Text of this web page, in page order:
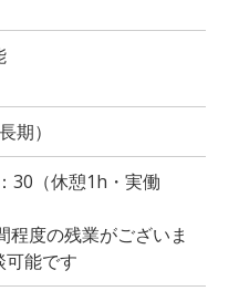
期）
30（休憩1h・実働
程度の残業がございま
可能です